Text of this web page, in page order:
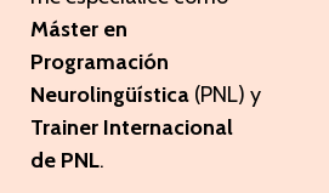
Máster en
Programación
Neurolingüística (PNL) y
Trainer Internacional
de PNL.